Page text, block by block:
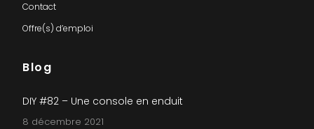
Contact
Offre(s) d’emploi
Blog
DIY #82 – Une console en enduit
8 décembre 2021